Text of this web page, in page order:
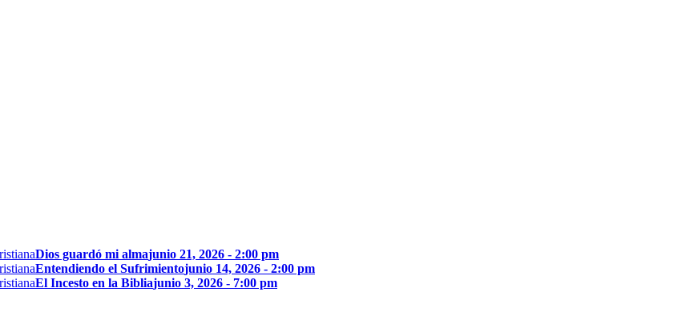
Dios guardó mi almajunio 21, 2026 - 2:00 pm
Entendiendo el Sufrimientojunio 14, 2026 - 2:00 pm
El Incesto en la Bibliajunio 3, 2026 - 7:00 pm